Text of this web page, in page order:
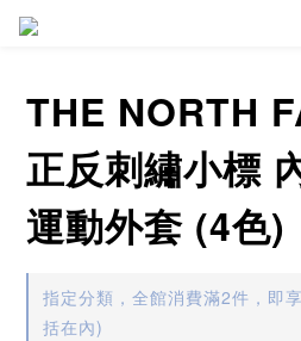
THE NORTH
正反刺繡小標
運動外套 (4色)
指定分類，全館消費滿2件，即
括在內)